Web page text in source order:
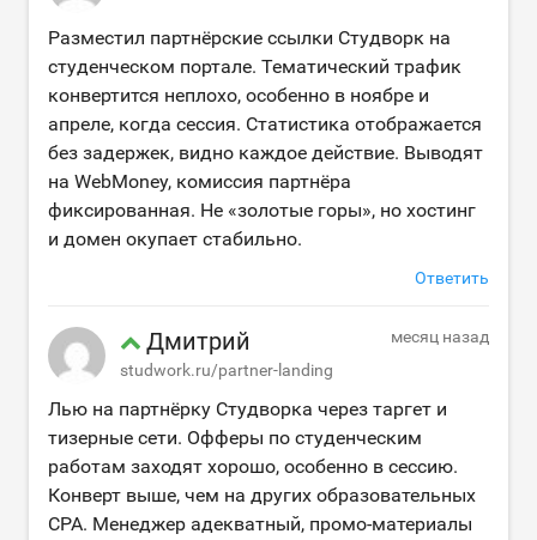
Разместил партнёрские ссылки Студворк на
студенческом портале. Тематический трафик
конвертится неплохо, особенно в ноябре и
апреле, когда сессия. Статистика отображается
без задержек, видно каждое действие. Выводят
на WebMoney, комиссия партнёра
фиксированная. Не «золотые горы», но хостинг
и домен окупает стабильно.
Ответить
Дмитрий
studwork.ru/partner-landing
месяц назад
Лью на партнёрку Студворка через таргет и
тизерные сети. Офферы по студенческим
работам заходят хорошо, особенно в сессию.
Конверт выше, чем на других образовательных
CPA. Менеджер адекватный, промо-материалы